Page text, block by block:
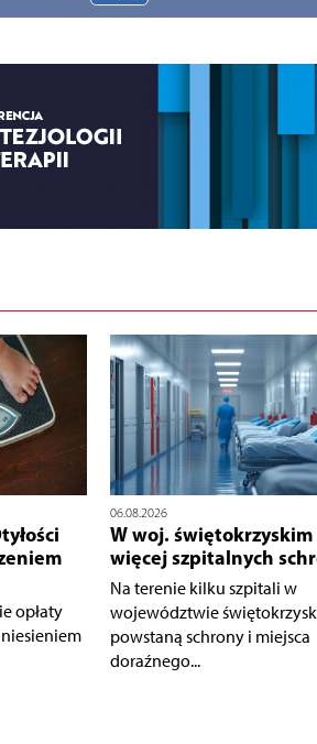
opłaty
06.08.2026
W woj.
więcej szpitalnych
Na terenie kilku szpitali w
województwie
powstaną schrony i miejsca
doraźnego...